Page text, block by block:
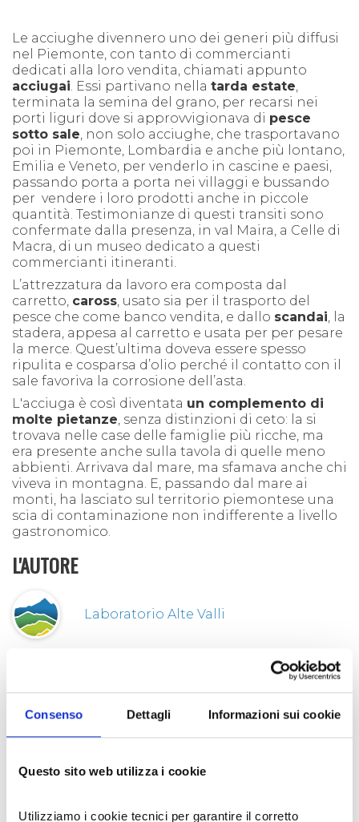
Consenso Dettagli Informazioni sui cookie
Questo sito web utilizza i cookie
Utilizziamo i cookie tecnici per garantire il corretto
Le acciughe divennero uno dei generi più diffusi
nel Piemonte, con tanto di commercianti
dedicati alla loro vendita, chiamati appunto
acciugai. Essi partivano nella tarda estate,
terminata la semina del grano, per recarsi nei
porti liguri dove si approvvigionava di pesce
sotto sale, non solo acciughe, che trasportavano
poi in Piemonte, Lombardia e anche più lontano,
Emilia e Veneto, per venderlo in cascine e paesi,
passando porta a porta nei villaggi e bussando
per vendere i loro prodotti anche in piccole
quantità. Testimonianze di questi transiti sono
confermate dalla presenza, in val Maira, a Celle di
Macra, di un museo dedicato a questi
commercianti itineranti.
L’attrezzatura da lavoro era composta dal
carretto, caross, usato sia per il trasporto del
pesce che come banco vendita, e dallo scandai, la
stadera, appesa al carretto e usata per per pesare
la merce. Quest’ultima doveva essere spesso
ripulita e cosparsa d’olio perché il contatto con il
sale favoriva la corrosione dell’asta.
L'acciuga è così diventata un complemento di
molte pietanze, senza distinzioni di ceto: la si
trovava nelle case delle famiglie più ricche, ma
era presente anche sulla tavola di quelle meno
abbienti. Arrivava dal mare, ma sfamava anche chi
viveva in montagna. E, passando dal mare ai
monti, ha lasciato sul territorio piemontese una
scia di contaminazione non indifferente a livello
gastronomico.
L'AUTORE
Laboratorio Alte Valli
POST RECENTI
SUL ROCCIAMELONE SI FESTEGGIA LA MADONNA DELLA
04 ago 2026